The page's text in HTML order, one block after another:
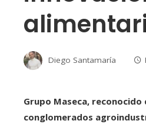
Diego Santamaría
Grupo Maseca, reconocido
conglomerados